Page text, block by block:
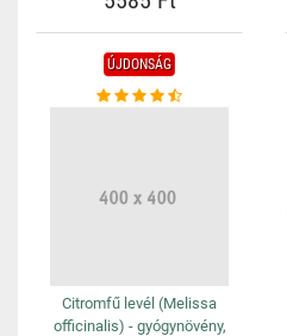
ÚJDONSÁG
Citromfű levél (Melissa
officinalis) - gyógynövény,